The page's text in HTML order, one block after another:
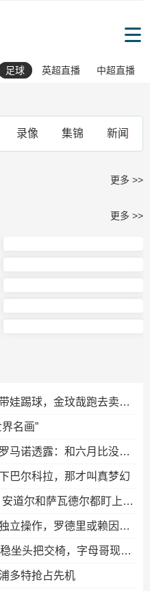
足球 英超直播 中超直播
录像 集锦 新闻
更多 >>
更多 >>
拜仁球星香港行：伊藤洋辉带娃踢球，金玟哉跑去卖球衣？
名画”
古斯托转会大戏还没落幕？罗马诺透露：和六月比没啥变化
巴尔科拉，那才叫真梦幻
巴萨小将吉列·费尔南德斯，安道尔和萨瓦德尔都盯上了？
曼城重建进行时：布阿迪是独立操作，罗德里或赖因德斯若走人，补强早已备好
美媒排历史20大前锋：邓肯稳坐头把交椅，字母哥现役最高，浓眉列第九
多特抢占先机